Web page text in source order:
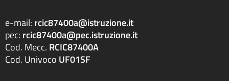
e-mail: rcic87400a@istruzione.it
pec: rcic87400a@pec.istruzione.it
Cod. Mecc. RCIC87400A
Cod. Univoco UF01SF